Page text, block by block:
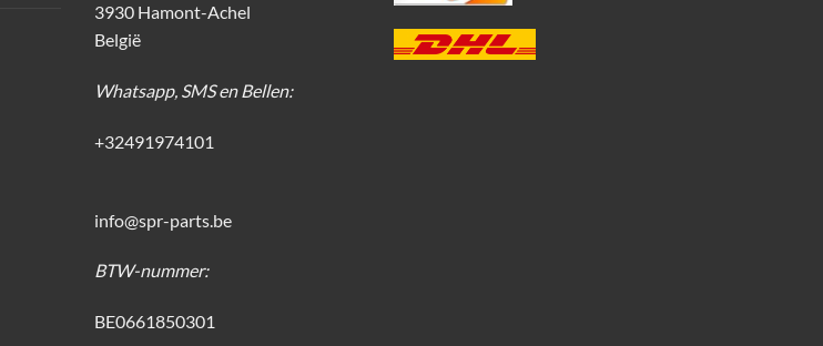
3930 Hamont-Achel
België
Whatsapp, SMS en Bellen:
+32491974101
info@spr-parts.be
BTW-nummer:
BE0661850301